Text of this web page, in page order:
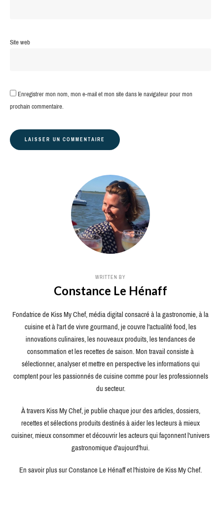
Site web
Enregistrer mon nom, mon e-mail et mon site dans le navigateur pour mon
prochain commentaire.
WRITTEN BY
Constance Le Hénaff
Fondatrice de Kiss My Chef, média digital consacré à la gastronomie, à la
cuisine et à l'art de vivre gourmand, je couvre l'actualité food, les
innovations culinaires, les nouveaux produits, les tendances de
consommation et les recettes de saison. Mon travail consiste à
sélectionner, analyser et mettre en perspective les informations qui
comptent pour les passionnés de cuisine comme pour les professionnels
du secteur.
À travers Kiss My Chef, je publie chaque jour des articles, dossiers,
recettes et sélections produits destinés à aider les lecteurs à mieux
cuisiner, mieux consommer et découvrir les acteurs qui façonnent l'univers
gastronomique d'aujourd'hui.
En savoir plus sur Constance Le Hénaff et l'histoire de Kiss My Chef.